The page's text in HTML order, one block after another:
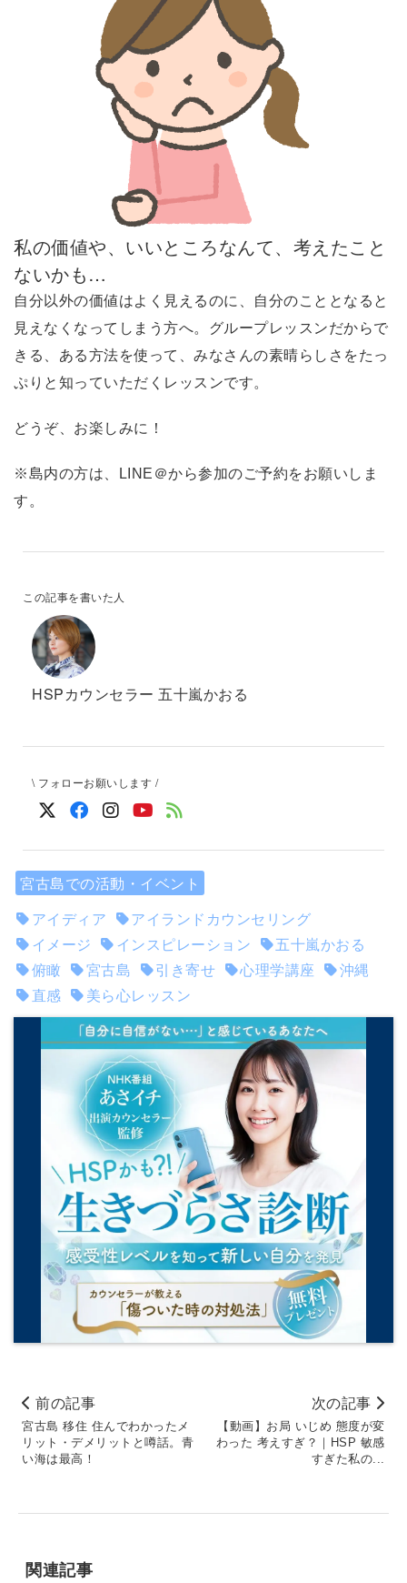
私の価値や、いいところなんて、考えたこと
ないかも…
自分以外の価値はよく見えるのに、自分のこととなると
見えなくなってしまう方へ。グループレッスンだからで
きる、ある方法を使って、みなさんの素晴らしさをたっ
ぷりと知っていただくレッスンです。
どうぞ、お楽しみに！
※島内の方は、LINE＠から参加のご予約をお願いしま
す。
この記事を書いた人
HSPカウンセラー 五十嵐かおる
\ フォローお願いします /
宮古島での活動・イベント
アイディア
アイランドカウンセリング
イメージ
インスピレーション
五十嵐かおる
俯瞰
宮古島 引き寄せ 心理学講座
沖縄
直感
美ら心レッスン
前の記事
宮古島 移住 住んでわかったメ
リット・デメリットと噂話。青
い海は最高！
次の記事
【動画】お局 いじめ 態度が変
わった 考えすぎ？｜HSP 敏感
すぎた私の...
関連記事